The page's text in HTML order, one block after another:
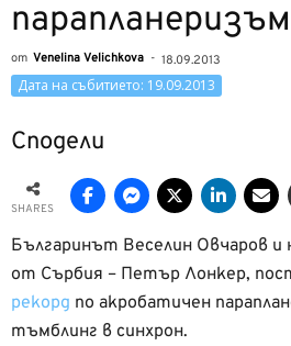
парапланеризъм
от Venelina Velichkova - 18.09.2013
Дата на събитието: 19.09.2013
Сподели
SHARES
Българинът Веселин Овчаров
от Сърбия – Петър Лонкер,
рекорд по акробатичен
тъмблинг в синхрон.